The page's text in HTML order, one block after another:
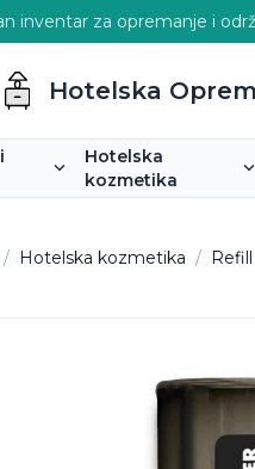
inventar za opremanje i
Hotelska
Hotelska
kozmetika
/ Hotelska kozmetika /